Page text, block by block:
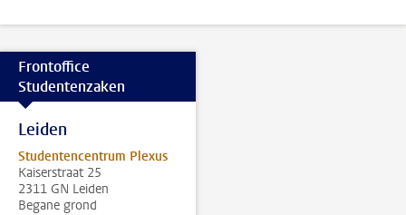
Frontoffice
Studentenzaken
Leiden
Studentencentrum Plexus
Kaiserstraat 25
2311 GN Leiden
Begane grond